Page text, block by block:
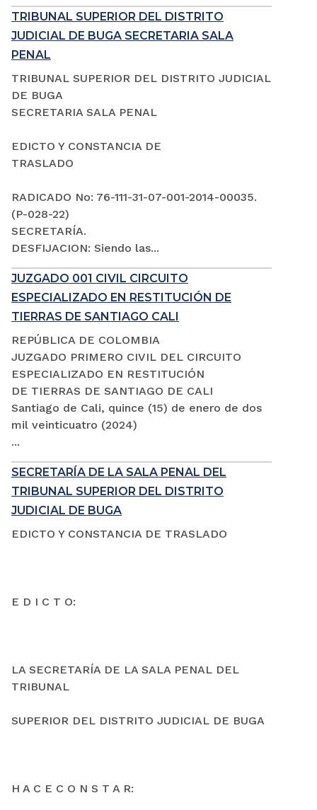
TRIBUNAL SUPERIOR DEL DISTRITO
JUDICIAL DE BUGA SECRETARIA SALA
PENAL
TRIBUNAL SUPERIOR DEL DISTRITO JUDICIAL
DE BUGA
SECRETARIA SALA PENAL
EDICTO Y CONSTANCIA DE
TRASLADO
RADICADO No: 76-111-31-07-001-2014-00035.
(P-028-22)
SECRETARÍA.
DESFIJACION: Siendo las...
JUZGADO 001 CIVIL CIRCUITO
ESPECIALIZADO EN RESTITUCIÓN DE
TIERRAS DE SANTIAGO CALI
REPÚBLICA DE COLOMBIA
JUZGADO PRIMERO CIVIL DEL CIRCUITO
ESPECIALIZADO EN RESTITUCIÓN
DE TIERRAS DE SANTIAGO DE CALI
Santiago de Cali, quince (15) de enero de dos
mil veinticuatro (2024)
...
SECRETARÍA DE LA SALA PENAL DEL
TRIBUNAL SUPERIOR DEL DISTRITO
JUDICIAL DE BUGA
EDICTO Y CONSTANCIA DE TRASLADO
E D I C T O:
LA SECRETARÍA DE LA SALA PENAL DEL
TRIBUNAL
SUPERIOR DEL DISTRITO JUDICIAL DE BUGA
H A C E C O N S T A R: